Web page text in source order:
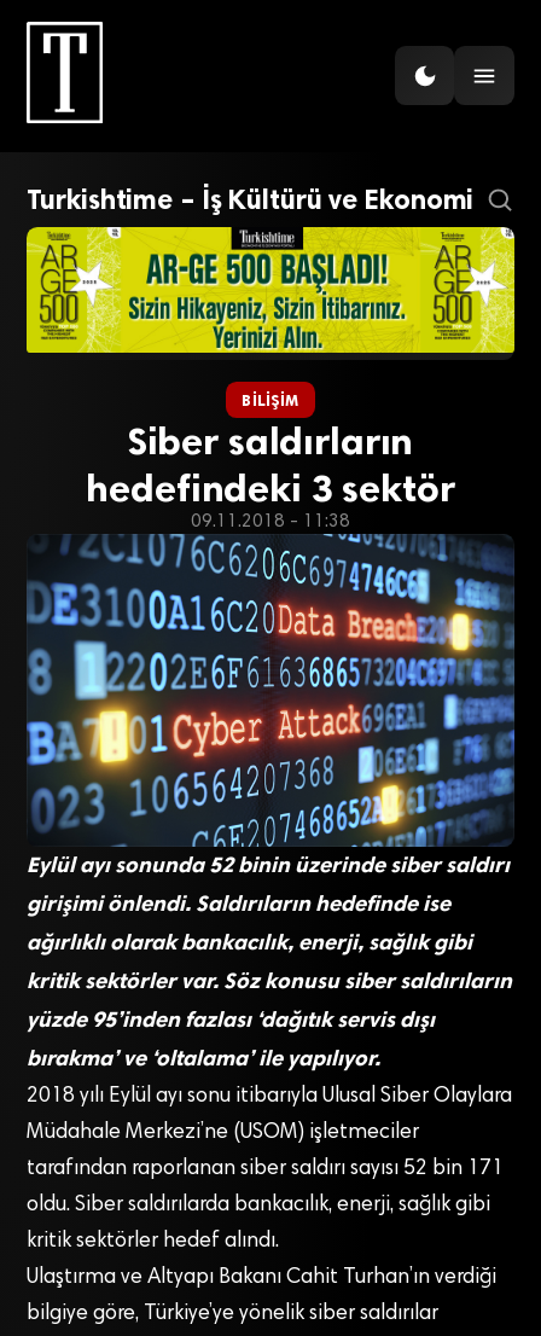
Turkishtime – İş Kültürü ve Ekonomi
BILIŞIM
Siber saldırların
hedefindeki 3 sektör
09.11.2018 - 11:38
Eylül ayı sonunda 52 binin üzerinde siber saldırı
girişimi önlendi. Saldırıların hedefinde ise
ağırlıklı olarak bankacılık, enerji, sağlık gibi
kritik sektörler var. Söz konusu siber saldırıların
yüzde 95’inden fazlası ‘dağıtık servis dışı
bırakma’ ve ‘oltalama’ ile yapılıyor.
2018 yılı Eylül ayı sonu itibarıyla Ulusal Siber Olaylara
Müdahale Merkezi’ne (USOM) işletmeciler
tarafından raporlanan siber saldırı sayısı 52 bin 171
oldu. Siber saldırılarda bankacılık, enerji, sağlık gibi
kritik sektörler hedef alındı.
Ulaştırma ve Altyapı Bakanı Cahit Turhan’ın verdiği
bilgiye göre, Türkiye’ye yönelik siber saldırılar